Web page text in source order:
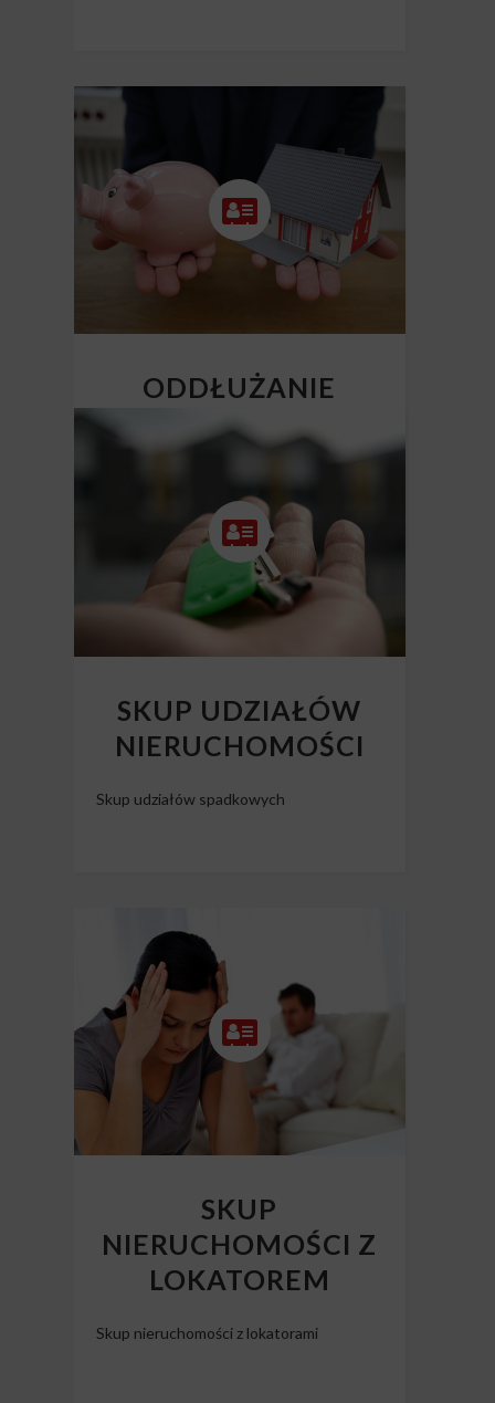
ODDŁUŻANIE
NIERUCHOMOŚCI
SKUP UDZIAŁÓW
NIERUCHOMOŚCI
Skup udziałów spadkowych
SKUP
NIERUCHOMOŚCI Z
LOKATOREM
Skup nieruchomości z lokatorami